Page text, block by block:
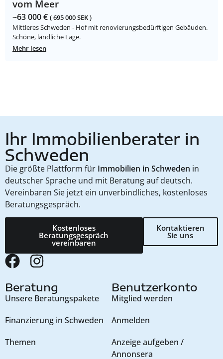
vom Meer
~63 000 € ( 695 000 SEK )
Mittleres Schweden - Hof mit renovierungsbedürftigen Gebäuden.
Schöne, ländliche Lage.
Mehr lesen
Ihr Immobilienberater in
Schweden
Die größte Plattform für Immobilien in Schweden in
deutscher Sprache und mit Beratung auf deutsch.
Vereinbaren Sie jetzt ein unverbindliches, kostenloses
Beratungsgespräch.
Kostenloses
Beratungsgespräch
vereinbaren
Kontaktieren
Sie uns
Beratung
Unsere Beratungspakete
Finanzierung in Schweden
Themen
Benutzerkonto
Mitglied werden
Anmelden
Anzeige aufgeben /
Annonsera